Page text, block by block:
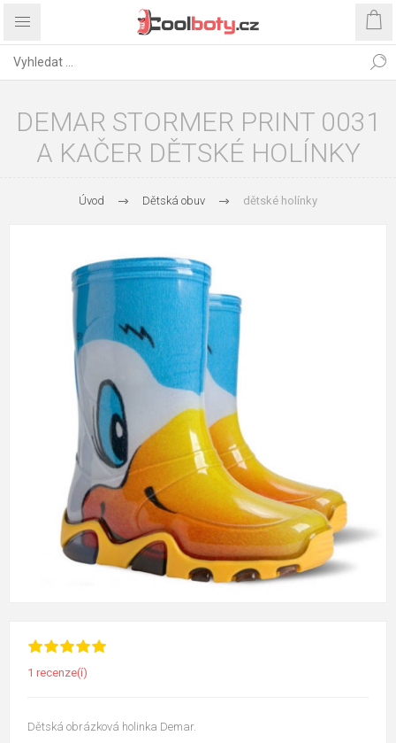
DEMAR STORMER PRINT 0031
A KAČER DĚTSKÉ HOLÍNKY
Úvod Dětská obuv dětské holínky
1 recenze(í)
Dětská obrázková holinka Demar.